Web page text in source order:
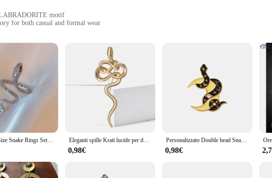
motif
for both casual and formal wear
in multiple sizes to fit various finger sizes
is a testament to the artisan's skill and the stone's natural beauty. The rings are crafted from
IN LABRADORITE motif is meticulously carved into the stone, making each ring a one-of-
casual to formal.
versatile enough to be worn on any occasion. Whether you're attending a business meeting
construction ensures that they can withstand the test of time, making them a valuable
a perfect fit for everyone.
are also perfect for wholesale and vendor needs. With their distinctive design and high-
4 Pcs One Size Snake Rings Set per donna uomo anello gotico Color argento antico creativo All-Match Fashion Party Wedding Jewelry Eleganti spille Krait lucide per donna Spille da bavero con serpente animale unisex Spille per eventi Zaino per feste Decorazione Accessori per vestiti
0,98€
Personalizzato Double head Snake Cobra smalto spille animale scuro spilla distintivi risvolto cartone animato lettura gioielli regalo per gli amici all'ingrosso
0,98€